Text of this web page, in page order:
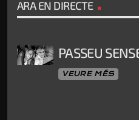
ARA EN DIRECTE
PASSEU
VEURE MÉS